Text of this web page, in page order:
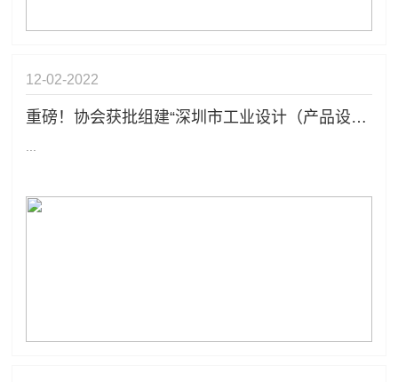
12-02 2022
重磅！协会获批组建“深圳市工业设计（产品设计）专业高级职称评审委员会”